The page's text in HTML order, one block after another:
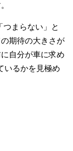
つまらない」と
期待の大きさが
自分が車に求め
いるかを見極め